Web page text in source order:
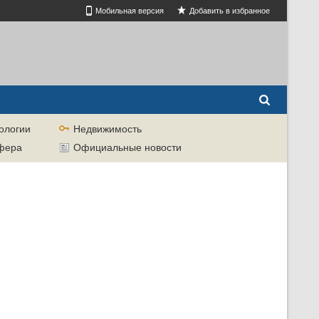
Мобильная версия Добавить в избранное
Недвижимость
Официальные новости